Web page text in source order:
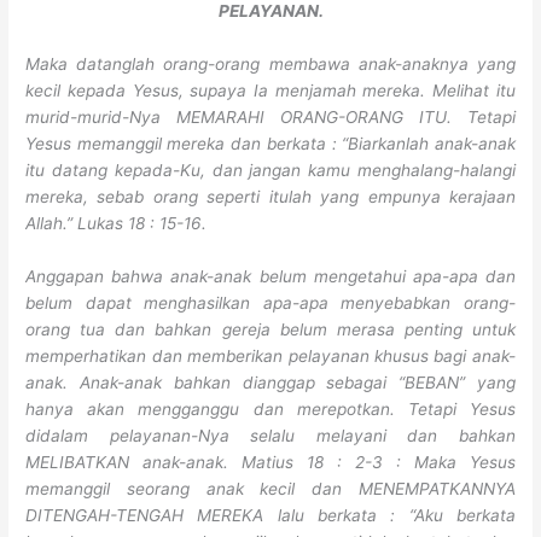
PELAYANAN.
Maka datanglah orang-orang membawa anak-anaknya yang
kecil kepada Yesus, supaya Ia menjamah mereka. Melihat itu
murid-murid-Nya MEMARAHI ORANG-ORANG ITU. Tetapi
Yesus memanggil mereka dan berkata : “Biarkanlah anak-anak
itu datang kepada-Ku, dan jangan kamu menghalang-halangi
mereka, sebab orang seperti itulah yang empunya kerajaan
Allah.” Lukas 18 : 15-16.
Anggapan bahwa anak-anak belum mengetahui apa-apa dan
belum dapat menghasilkan apa-apa menyebabkan orang-
orang tua dan bahkan gereja belum merasa penting untuk
memperhatikan dan memberikan pelayanan khusus bagi anak-
anak. Anak-anak bahkan dianggap sebagai “BEBAN” yang
hanya akan mengganggu dan merepotkan. Tetapi Yesus
didalam pelayanan-Nya selalu melayani dan bahkan
MELIBATKAN anak-anak. Matius 18 : 2-3 : Maka Yesus
memanggil seorang anak kecil dan MENEMPATKANNYA
DITENGAH-TENGAH MEREKA lalu berkata : “Aku berkata